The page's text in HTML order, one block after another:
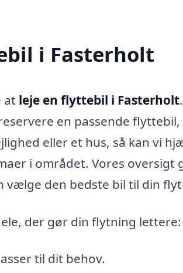
i Fasterholt
at leje en flyttebil i Fasterholt
en passende
eller et hus, så kan vi
i området. Vores oversigt
vælge den bedste bil til din
der gør din flytning lettere:
til dit behov.